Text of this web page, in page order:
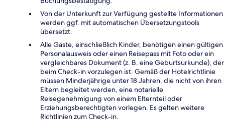
Von der Unterkunft zur Verfügung gestellte Informationen
werden ggf. mit automatischen Übersetzungstools
übersetzt.
Alle Gäste, einschließlich Kinder, benötigen einen gültigen
Personalausweis oder einen Reisepass mit Foto oder ein
vergleichbares Dokument (z. B. eine Geburtsurkunde), der
beim Check-in vorzulegen ist. Gemäß der Hotelrichtlinie
müssen Minderjährige unter 18 Jahren, die nicht von ihren
Eltern begleitet werden, eine notarielle
Reisegenehmigung von einem Elternteil oder
Erziehungsberechtigten vorlegen. Es gelten weitere
Richtlinien zum Check-in.